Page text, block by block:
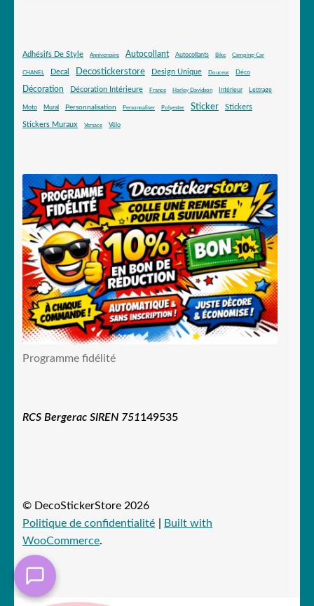
Adhésifs De Style Anniversaire Autocollant Autocollants Bike Camping-Car
CHANEL Decal Decostickerstore Design Unique Douceur Déco
Décoration Décoration Intérieure France Harley Davidson Intérieur Lettrage
Moto Mural Personnalisation Personnaliser Polyester Sticker Stickers
Stickers Muraux Versace Vélo
Programme fidélité
RCS Bergerac SIREN 751149535
© DecoStickerStore 2026
Politique de confidentialité
Built with
WooCommerce.